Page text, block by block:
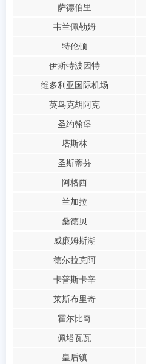
萨德伯里
韦兰佩勒姆
特伦顿
伊斯特波因特
维多利亚国际机场
英鸟克胡阿克
圣约翰堡
塔斯林
圣斯蒂芬
阿格西
兰加拉
桑德贝
威廉姆斯湖
德尔拉克阿
卡普斯卡辛
莱斯布里奇
霍尔比奇
佩塔瓦瓦
皇后镇